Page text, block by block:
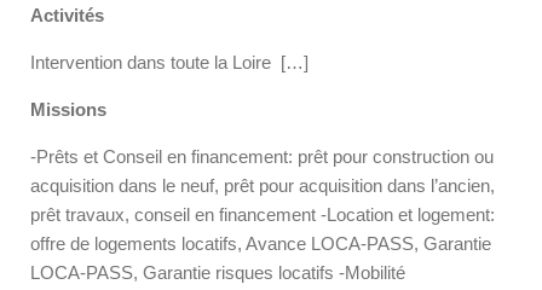
Activités
Intervention dans toute la Loire […]
Missions
-Prêts et Conseil en financement: prêt pour construction ou
acquisition dans le neuf, prêt pour acquisition dans l’ancien,
prêt travaux, conseil en financement -Location et logement:
offre de logements locatifs, Avance LOCA-PASS, Garantie
LOCA-PASS, Garantie risques locatifs -Mobilité